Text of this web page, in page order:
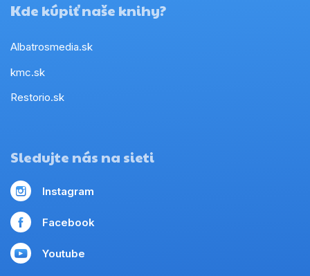
Kde kúpiť naše knihy?
Albatrosmedia.sk
kmc.sk
Restorio.sk
Sledujte nás na sieti
Instagram
Facebook
Youtube